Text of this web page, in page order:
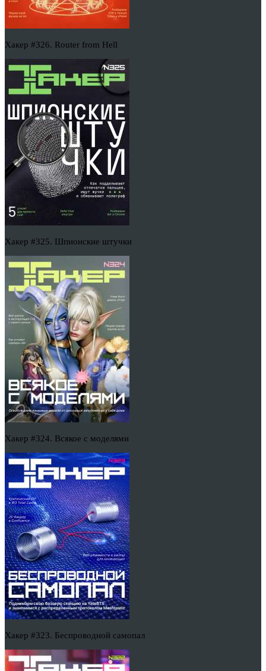
Хакер #326. Router from Hell
Хакер #325. Шпионские штучки
Хакер #324. Всякое с моделями
Хакер #323. Беспроводной самопал